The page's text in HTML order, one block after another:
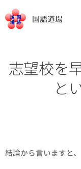
国語道場
志望校を
と
結論から言いますと